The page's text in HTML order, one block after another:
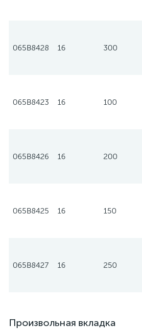
065B8428 16 300
065B8423 16 100
065B8426 16 200
065B8425 16 150
065B8427 16 250
Произвольная вкладка